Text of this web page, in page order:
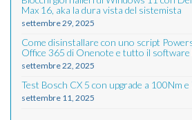
Max 16, aka la dura vista del sistemista
settembre 29, 2025
Come disinstallare con uno script
Office 365 di Onenote e tutto il
settembre 22, 2025
Test Bosch CX 5 con upgrade a 100Nm
settembre 11, 2025